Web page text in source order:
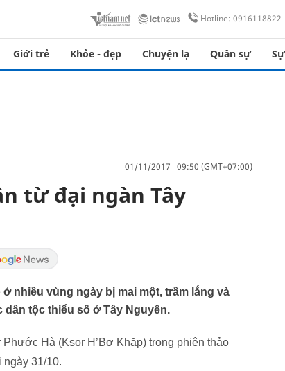
Hotline: 0916118822
Giới trẻ Khỏe - đẹp Chuyện lạ Quân sự
01/11/2017 09:50 (GMT+07:00)
từ đại ngàn Tây
nhiều vùng ngày bị mai một, trầm lắng và
tộc thiểu số ở Tây Nguyên.
Hà (Ksor H’Bơ Khăp) trong phiên thảo
ngày 31/10.